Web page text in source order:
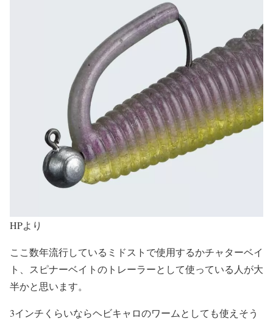
HPより
ここ数年流行しているミドストで使用するかチャターベイ
ト、スピナーベイトのトレーラーとして使っている人が大
半かと思います。
3インチくらいならヘビキャロのワームとしても使えそう